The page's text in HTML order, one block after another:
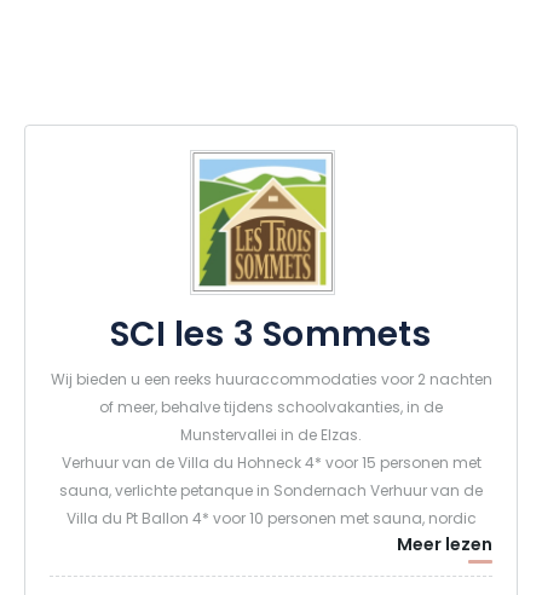
SCI les 3 Sommets
Wij bieden u een reeks huuraccommodaties voor 2 nachten
of meer, behalve tijdens schoolvakanties, in de
Munstervallei in de Elzas.
Verhuur van de Villa du Hohneck 4* voor 15 personen met
sauna, verlichte petanque in Sondernach Verhuur van de
Villa du Pt Ballon 4* voor 10 personen met sauna, nordic
bad, verlichte petanque in Sondernach Verhuur van het
chalet du Tanet voor 6 personen met sauna en nordic bad
Meer lezen